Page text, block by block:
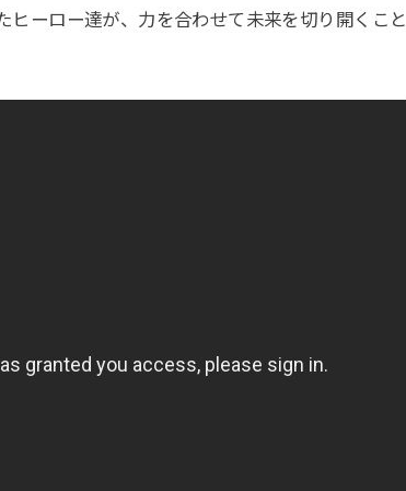
ヒーロー達が、力を合わせて未来を切り開くこと